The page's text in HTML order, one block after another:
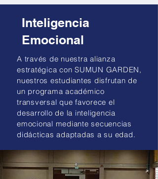
Inteligencia
Emocional
A través de nuestra alianza
estratégica con SUMUN GARDEN,
nuestros estudiantes disfrutan de
un programa académico
transversal que favorece el
desarrollo de la inteligencia
emocional mediante secuencias
didácticas adaptadas a su edad.